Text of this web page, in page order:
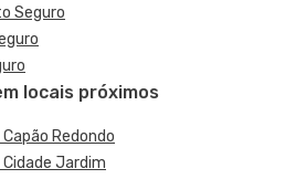
Seguro
locais próximos
Redondo
Jardim